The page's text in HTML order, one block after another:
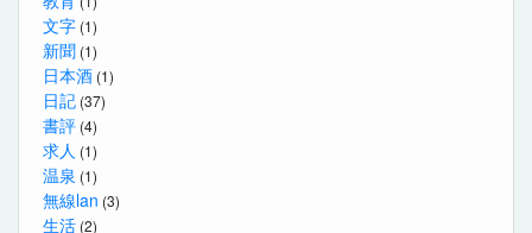
文字 (1)
新聞 (1)
日本酒 (1)
日記 (37)
書評 (4)
求人 (1)
温泉 (1)
無線lan (3)
生活 (2)